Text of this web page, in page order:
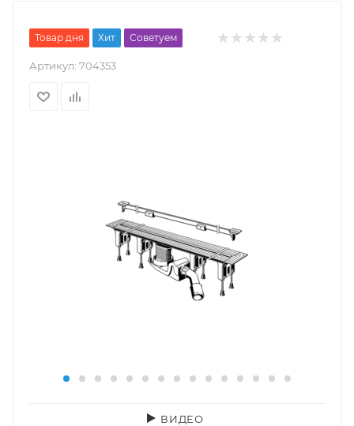
Товар дня Хит Советуем
Артикул: 704353
ВИДЕО